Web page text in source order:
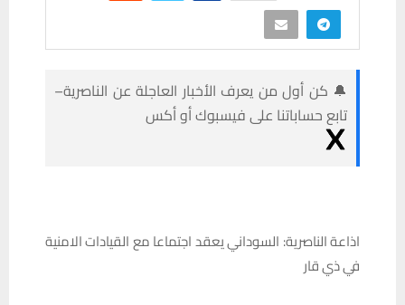
🔔 كن أول من يعرف الأخبار العاجلة عن الناصرية–
تابع حساباتنا على فيسبوك أو أكس
اذاعة الناصرية: السوداني يعقد اجتماعا مع القيادات الامنية
في ذي قار